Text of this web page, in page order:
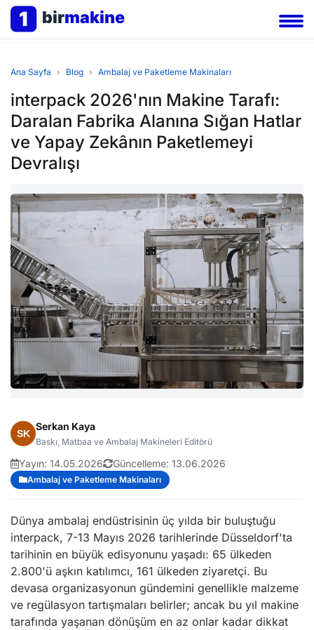
1 birmakine
Ana Sayfa › Blog › Ambalaj ve Paketleme Makinaları
interpack 2026'nın Makine Tarafı:
Daralan Fabrika Alanına Sığan Hatlar
ve Yapay Zekânın Paketlemeyi
Devralışı
Serkan Kaya
Baskı, Matbaa ve Ambalaj Makineleri Editörü
Yayın: 14.05.2026 Güncelleme: 13.06.2026
Ambalaj ve Paketleme Makinaları
Dünya ambalaj endüstrisinin üç yılda bir buluştuğu
interpack, 7-13 Mayıs 2026 tarihlerinde Düsseldorf'ta
tarihinin en büyük edisyonunu yaşadı: 65 ülkeden
2.800'ü aşkın katılımcı, 161 ülkeden ziyaretçi. Bu
devasa organizasyonun gündemini genellikle malzeme
ve regülasyon tartışmaları belirler; ancak bu yıl makine
tarafında yaşanan dönüşüm en az onlar kadar dikkat